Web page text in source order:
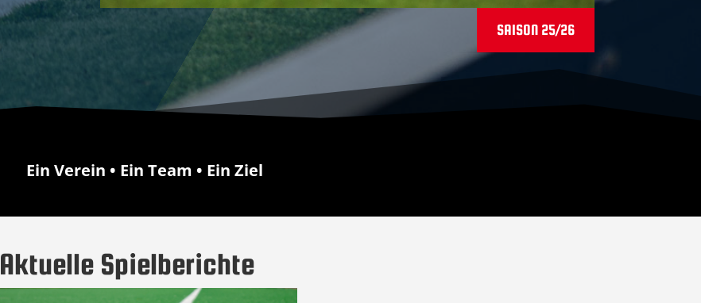
SAISON 25/26
Ein Verein • Ein Team • Ein Ziel
Aktuelle Spielberichte